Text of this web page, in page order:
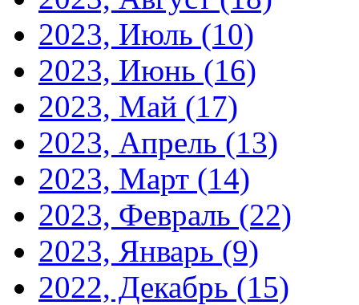
2023, Июль (10)
2023, Июнь (16)
2023, Май (17)
2023, Апрель (13)
2023, Март (14)
2023, Февраль (22)
2023, Январь (9)
2022, Декабрь (15)